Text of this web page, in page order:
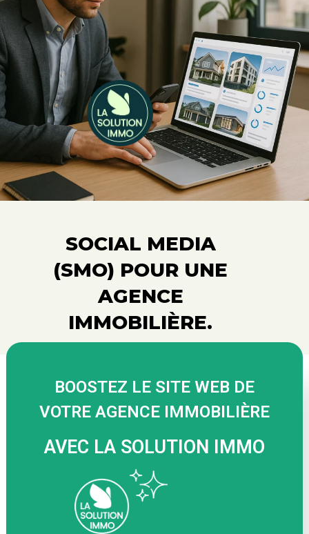
SOCIAL MEDIA
(SMO) POUR UNE
AGENCE
IMMOBILIÈRE.
BOOSTEZ LE SITE WEB DE
VOTRE AGENCE IMMOBILIÈRE
AVEC LA SOLUTION IMMO